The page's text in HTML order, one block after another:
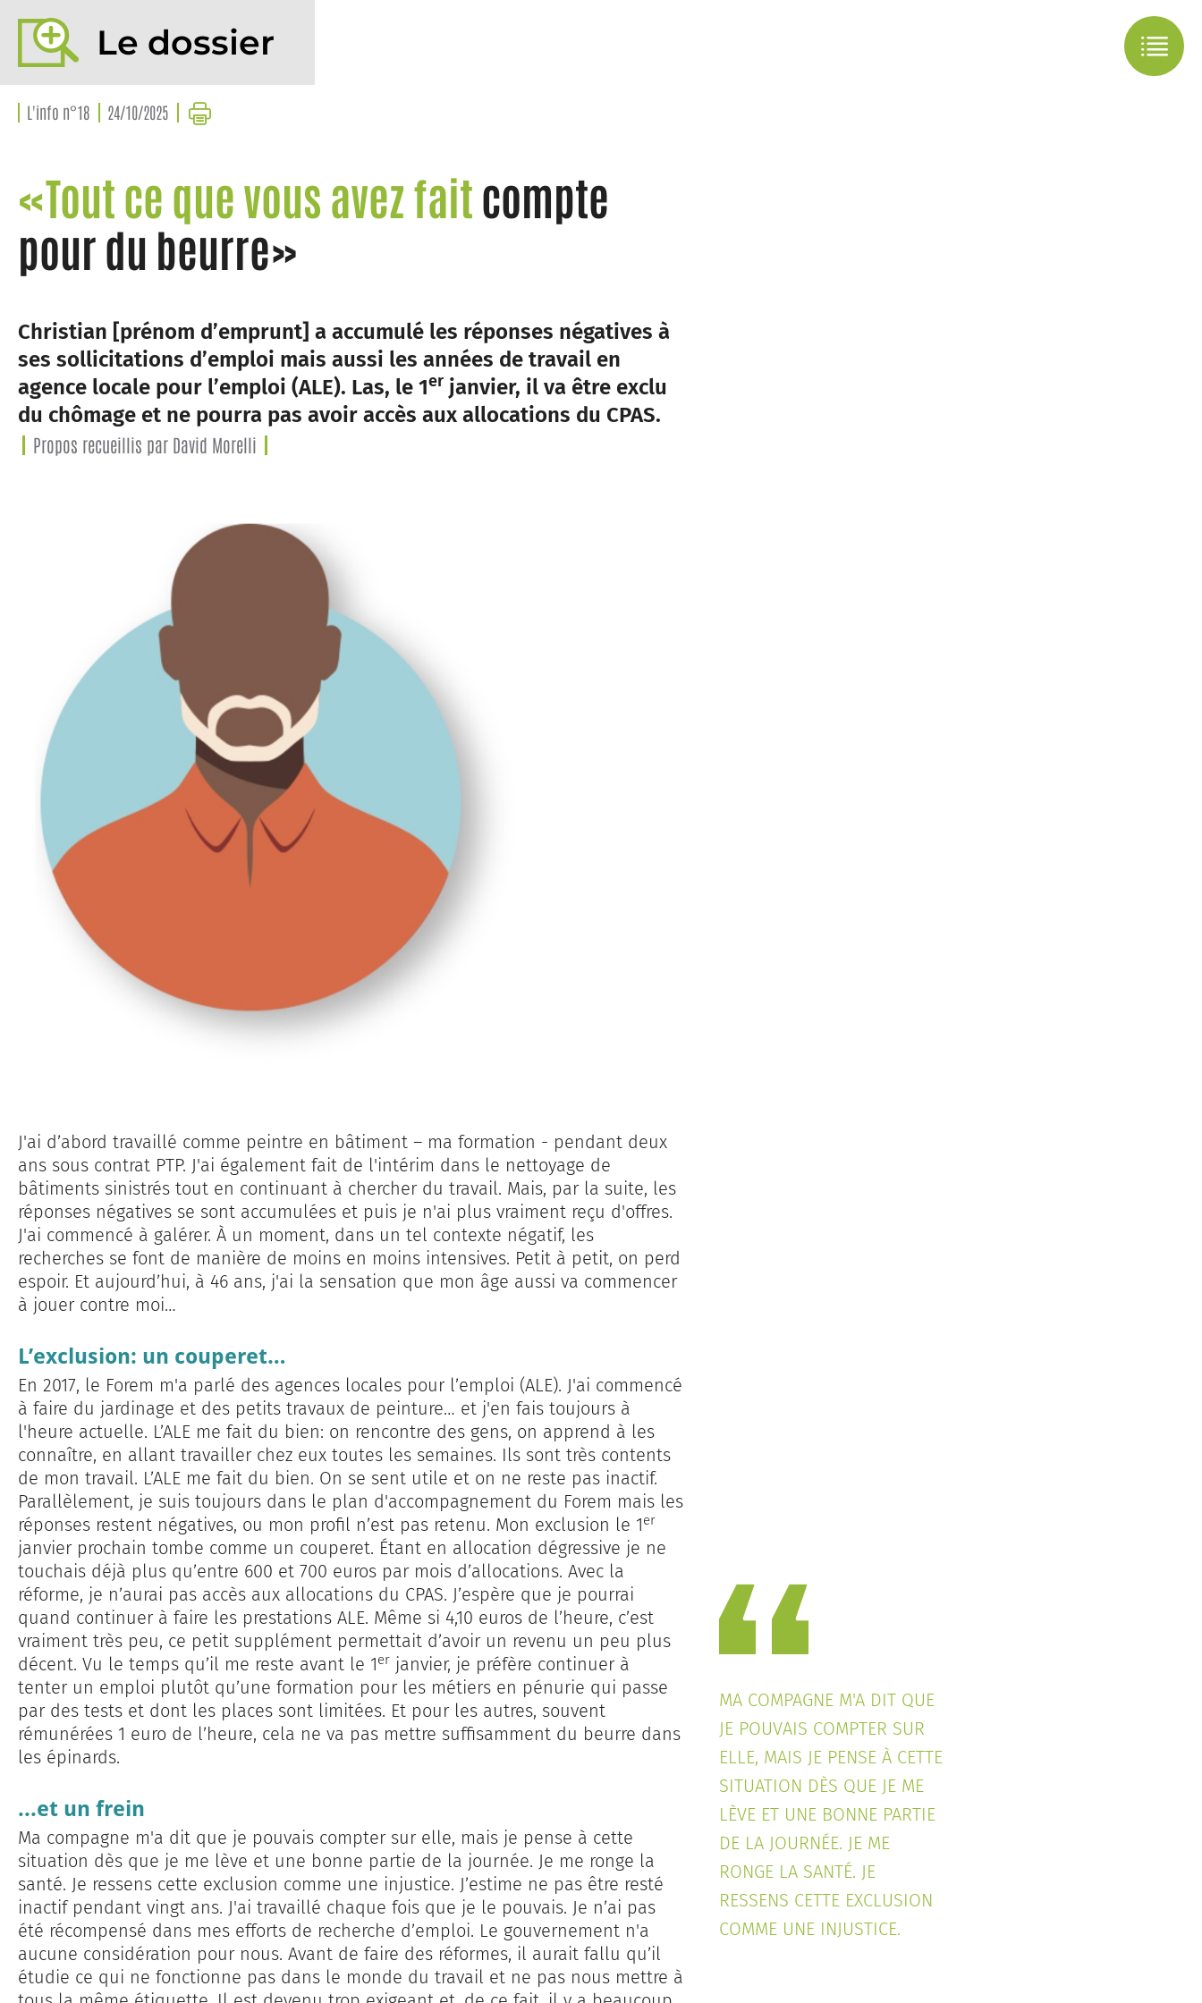
Le dossier
L'info n°18 24/10/2025
«Tout ce que vous avez faitcompte
pour du beurre»
Christian [prénom d’emprunt] a accumulé les réponses négatives à
ses sollicitations d’emploi mais aussi les années de travail en
agence locale pour l’emploi (ALE). Las, le 1er janvier, il va être exclu
du chômage et ne pourra pas avoir accès aux allocations du CPAS.
Propos recueillis par David Morelli
J'ai d’abord travaillé comme peintre en bâtiment – ma formation - pendant deux
ans sous contrat PTP. J'ai également fait de l'intérim dans le nettoyage de
bâtiments sinistrés tout en continuant à chercher du travail. Mais, par la suite, les
réponses négatives se sont accumulées et puis je n'ai plus vraiment reçu d'offres.
J'ai commencé à galérer. À un moment, dans un tel contexte négatif, les
recherches se font de manière de moins en moins intensives. Petit à petit, on perd
espoir. Et aujourd’hui, à 46 ans, j'ai la sensation que mon âge aussi va commencer
à jouer contre moi…
L’exclusion: un couperet…
En 2017, le Forem m'a parlé des agences locales pour l’emploi (ALE). J'ai commencé
à faire du jardinage et des petits travaux de peinture… et j'en fais toujours à
l'heure actuelle. L’ALE me fait du bien: on rencontre des gens, on apprend à les
connaître, en allant travailler chez eux toutes les semaines. Ils sont très contents
de mon travail. L’ALE me fait du bien. On se sent utile et on ne reste pas inactif.
Parallèlement, je suis toujours dans le plan d'accompagnement du Forem mais les
réponses restent négatives, ou mon profil n’est pas retenu. Mon exclusion le 1er
janvier prochain tombe comme un couperet. Étant en allocation dégressive je ne
touchais déjà plus qu’entre 600 et 700 euros par mois d’allocations. Avec la
réforme, je n’aurai pas accès aux allocations du CPAS. J’espère que je pourrai
quand continuer à faire les prestations ALE. Même si 4,10 euros de l’heure, c’est
vraiment très peu, ce petit supplément permettait d’avoir un revenu un peu plus
décent. Vu le temps qu’il me reste avant le 1er janvier, je préfère continuer à
tenter un emploi plutôt qu’une formation pour les métiers en pénurie qui passe
par des tests et dont les places sont limitées. Et pour les autres, souvent
rémunérées 1 euro de l’heure, cela ne va pas mettre suffisamment du beurre dans
les épinards.
...et un frein
Ma compagne m'a dit que je pouvais compter sur elle, mais je pense à cette
situation dès que je me lève et une bonne partie de la journée. Je me ronge la
santé. Je ressens cette exclusion comme une injustice. J’estime ne pas être resté
inactif pendant vingt ans. J'ai travaillé chaque fois que je le pouvais. Je n’ai pas
été récompensé dans mes efforts de recherche d’emploi. Le gouvernement n'a
aucune considération pour nous. Avant de faire des réformes, il aurait fallu qu’il
étudie ce qui ne fonctionne pas dans le monde du travail et ne pas nous mettre à
MA COMPAGNE M'A DIT QUE
JE POUVAIS COMPTER SUR
ELLE, MAIS JE PENSE À CETTE
SITUATION DÈS QUE JE ME
LÈVE ET UNE BONNE PARTIE
DE LA JOURNÉE. JE ME
RONGE LA SANTÉ. JE
RESSENS CETTE EXCLUSION
COMME UNE INJUSTICE.